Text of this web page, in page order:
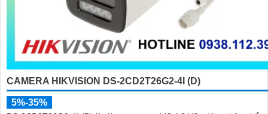
CAMERA HIKVISION DS-2CD2T26G2-4I (D)
5%-35%